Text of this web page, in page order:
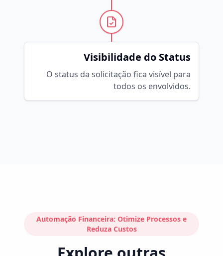
Visibilidade do Status
O status da solicitação fica visível para
todos os envolvidos.
Automação Financeira: Otimize Processos e
Reduza Custos